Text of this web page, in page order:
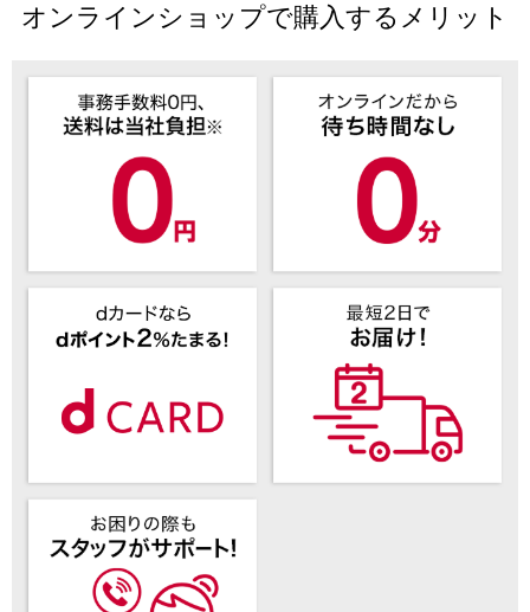
オンラインショップで購入するメリット